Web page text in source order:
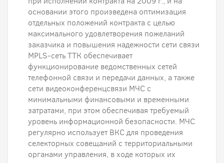
основании этого произведена оптимизация
отдельных положений контракта с целью
максимального удовлетворения пожеланий
заказчика и повышения надежности сети связи
MPLS-сеть ТТК обеспечивает
функционирование ведомственных сетей
телефонной связи и передачи данных, а также
сети видеоконференцсвязи МЧС с
минимальными финансовыми и временными
затратами, при этом обеспечивая требуемый
уровень информационной безопасности. МЧС
регулярно использует ВКС для проведения
селекторных совещаний с территориальными
органами управления, в ходе которых их